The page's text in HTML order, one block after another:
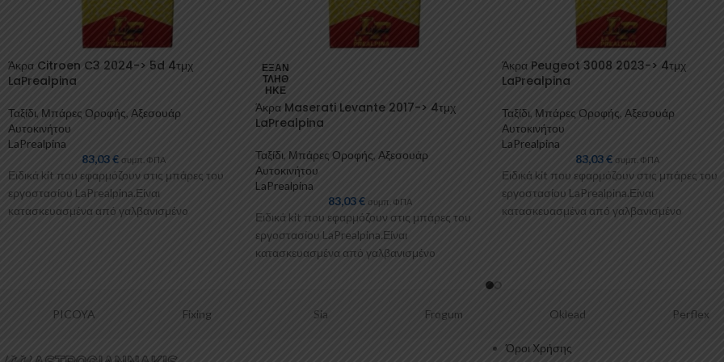
Άκρα Citroen C3 2024-> 5d 4τμχ
LaPrealpina
Ταξίδι, Μπάρες Οροφής, Αξεσουάρ
Αυτοκινήτου
LaPrealpina
83,03€ συμπ. ΦΠΑ
Ειδικά kit που εφαρμόζουν στις μπάρες του
εργοστασίου LaPrealpina.Είναι
κατασκευασμένα από γαλβανισμένo
ΕΞΑΝ
ΤΛΉΘ
ΗΚΕ
Άκρα Maserati Levante 2017-> 4τμχ
LaPrealpina
Ταξίδι, Μπάρες Οροφής, Αξεσουάρ
Αυτοκινήτου
LaPrealpina
83,03€ συμπ. ΦΠΑ
Ειδικά kit που εφαρμόζουν στις μπάρες του
εργοστασίου LaPrealpina.Είναι
κατασκευασμένα από γαλβανισμένo
Άκρα Peugeot 3008 2023-> 4τμχ
LaPrealpina
Ταξίδι, Μπάρες Οροφής, Αξεσουάρ
Αυτοκινήτου
LaPrealpina
83,03€ συμπ. ΦΠΑ
Ειδικά kit που εφαρμόζουν στις μπάρες του
εργοστασίου LaPrealpina.Είναι
κατασκευασμένα από γαλβανισμένo
PICOYA Fixing Frogum Oklead Perflex
Όροι Χρήσης